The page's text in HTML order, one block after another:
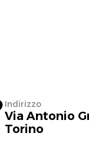
Indirizzo
Via Antonio
Torino